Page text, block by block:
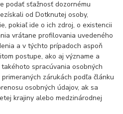
podať sťažnosť dozornému
od Dotknutej osoby,
pokiaľ ide o ich zdroj, o existencii
vrátane profilovania uvedeného
a v týchto prípadoch aspoň
postupe, ako aj význame a
spracúvania osobných
zárukách podľa článku
osobných údajov, ak sa
krajiny alebo medzinárodnej